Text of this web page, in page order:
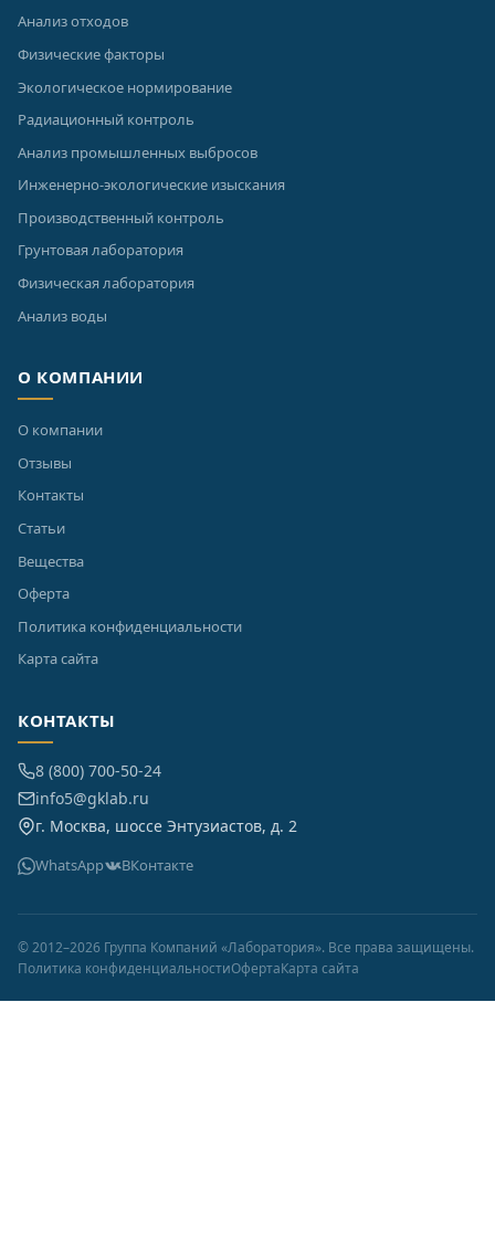
Анализ отходов
Физические факторы
Экологическое нормирование
Радиационный контроль
Анализ промышленных выбросов
Инженерно-экологические изыскания
Производственный контроль
Грунтовая лаборатория
Физическая лаборатория
Анализ воды
О КОМПАНИИ
О компании
Отзывы
Контакты
Статьи
Вещества
Оферта
Политика конфиденциальности
Карта сайта
КОНТАКТЫ
8 (800) 700-50-24
info5@gklab.ru
г. Москва, шоссе Энтузиастов, д. 2
WhatsApp ВКонтакте
© 2012–2026 Группа Компаний «Лаборатория». Все права защищены.
Политика конфиденциальностиОфертаКарта сайта